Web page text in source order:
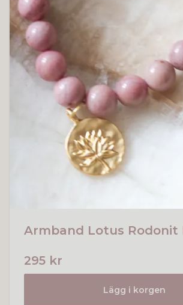
Armband Lotus Rodonit
295 kr
Lägg i korgen